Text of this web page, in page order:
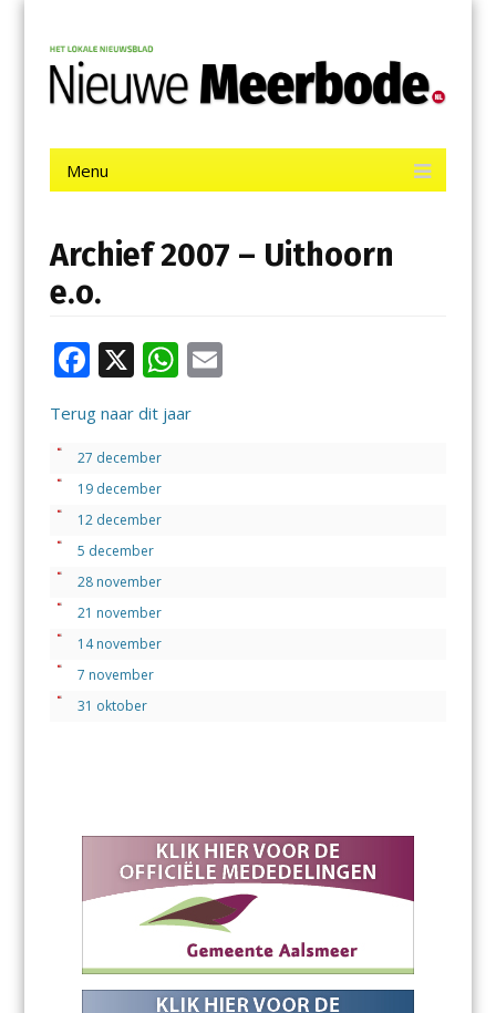
contentNieuwe Meerbode
Menu
Archief 2007 – Uithoorn
e.o.
F
e
b
o
o
k
X W
at
E
Terug naar dit jaar
27 december
19 december
12 december
5 december
28 november
21 november
14 november
7 november
31 oktober